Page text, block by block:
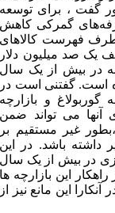
گفت‌ ، برای توسعه
گمرکی کاهش
فهرست کالاهای
یک صد میلیون دلار
در بیش از یک سال
میلیون دلار بوده است. گفتنی است در
گوربولاغ و بازارچه
آنها می تواند ضمن
غیر مستقیم بر
داشته باشد. در این
تجارت مرزی در بیش از یک سال
این بازارچه ها
این مانع نیز از